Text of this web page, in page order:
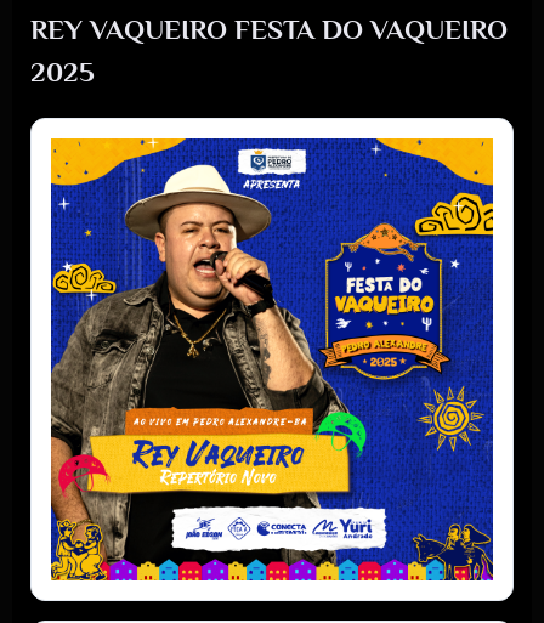
REY VAQUEIRO FESTA DO VAQUEIRO
2025